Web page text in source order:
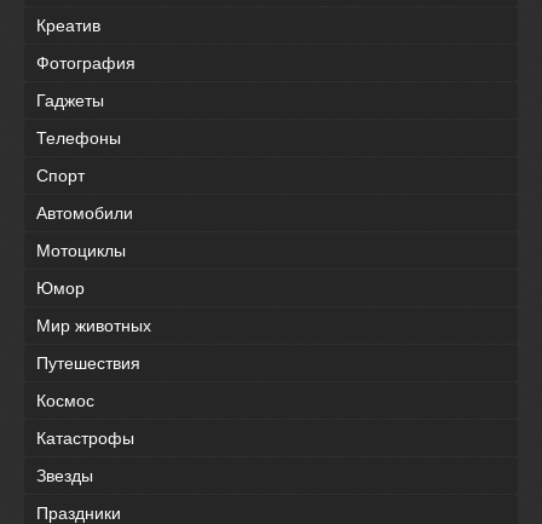
Креатив
Фотография
Гаджеты
Телефоны
Спорт
Автомобили
Мотоциклы
Юмор
Мир животных
Путешествия
Космос
Катастрофы
Звезды
Праздники